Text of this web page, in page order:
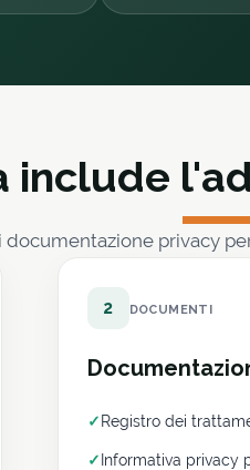
include
privacy
2 DOCUMENTI
✓ Registro dei
✓ Informativa privacy